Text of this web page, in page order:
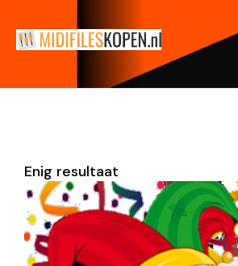
Enig resultaat